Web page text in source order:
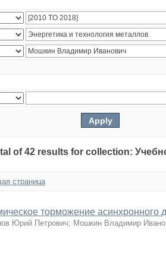
of 42 results for collection:
страница
торможение асинхронного
Юрий Петрович; Мошкин Владимир